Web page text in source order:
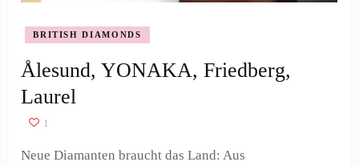
BRITISH DIAMONDS
Ålesund, YONAKA, Friedberg,
Laurel
1
Neue Diamanten braucht das Land: Aus